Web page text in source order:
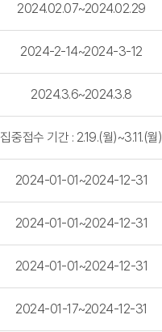
2024.02.07~2024.02.29
2024-2-14~2024-3-12
2024.3.6~2024.3.8
집중접수 기간 : 2.19.(월)~3.11.(월)
2024-01-01~2024-12-31
2024-01-01~2024-12-31
2024-01-01~2024-12-31
2024-01-17~2024-12-31